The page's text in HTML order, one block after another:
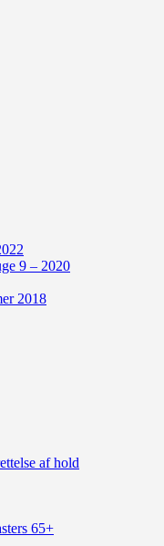
9 – 2020
2018
af hold
65+